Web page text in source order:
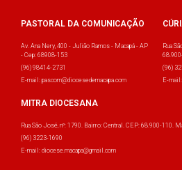
PASTORAL DA COMUNICAÇÃO
Av. Ana Nery, 400 - Julião Ramos - Macapá - AP
- Cep: 68908-153
(96) 98414-2731
E-mail: pascom@diocesedemacapa.com
Rua
(96)
E-
MITRA DIOCESANA
Rua São José, nº: 1790. Bairro: Central. CEP: 68.900-110.
(96) 3223-1690
E-mail: diocese.macapa@gmail.com